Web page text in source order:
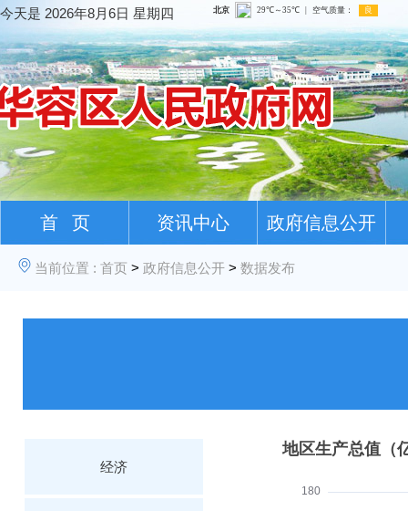
今天是 2026年8月6日 星期四
首 页 资讯中心 政府信息公开
当前位置 : 首页 > 政府信息公开 > 数据发布
经济